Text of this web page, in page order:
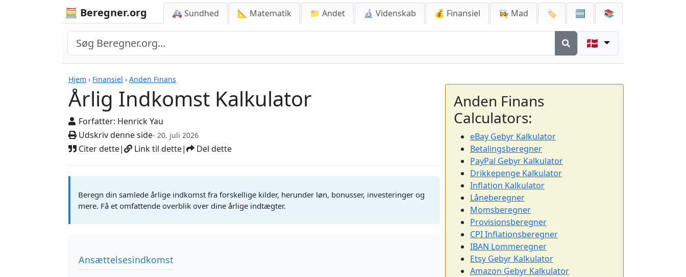
🧮 Beregner.org 🚑 Sundhed 📐 Matematik 📁 Andet 🔬 Videnskab 💰 Finansiel 👩‍🍳 Mad 🏷️ 🆕 📚
🇩🇰
Hjem › Finansiel › Anden Finans
Årlig Indkomst Kalkulator
Forfatter: Henrick Yau
Udskriv denne side- 20. juli 2026
Citer dette| Link til dette| Del dette
Årlig Indkomst Kalkulator
Beregn din samlede årlige indkomst fra forskellige kilder, herunder løn, bonusser, investeringer og
mere. Få et omfattende overblik over dine årlige indtægter.
Ansættelsesindkomst
Anden Finans
Calculators:
eBay Gebyr Kalkulator
Betalingsberegner
PayPal Gebyr Kalkulator
Drikkepenge Kalkulator
Inflation Kalkulator
Låneberegner
Momsberegner
Provisionsberegner
CPI Inflationsberegner
IBAN Lommeregner
Etsy Gebyr Kalkulator
Amazon Gebyr Kalkulator